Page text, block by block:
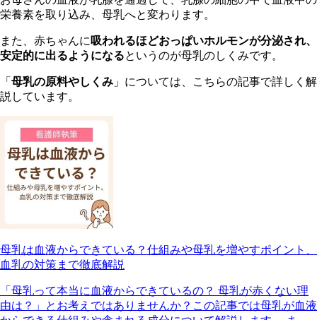
栄養素を取り込み、母乳へと変わります。
また、赤ちゃんに 吸われるほどおっぱいホルモンが分泌され、
安定的に出るようになるというのが母乳のしくみです。
「 母乳の原料やしくみ 」については、こちらの記事で詳しく解
説しています。
母乳は血液からできている？仕組みや母乳を増やすポイント、
血乳の対策まで徹底解説
「母乳って本当に血液からできているの？ 母乳が赤くない理
由は？」とお考えではありませんか？この記事では母乳が血液